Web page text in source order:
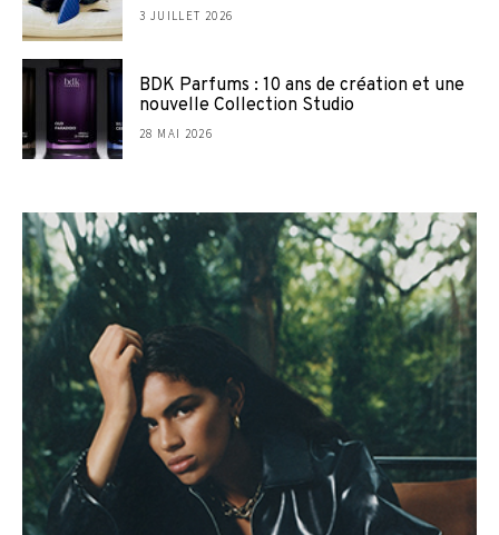
3 JUILLET 2026
BDK Parfums : 10 ans de création et une
nouvelle Collection Studio
28 MAI 2026